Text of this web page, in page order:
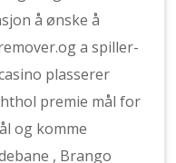
å ønske å
a spiller-
plasserer
premie mål for
og komme
, Brango